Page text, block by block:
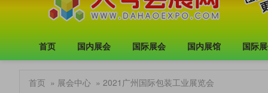
首页 国内展会 国际展会 国内展馆 国际
首页 » 展会中心 » 2021广州国际包装工业展览会